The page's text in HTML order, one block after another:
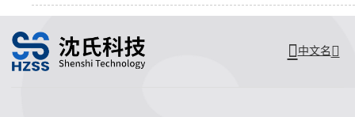
中文名